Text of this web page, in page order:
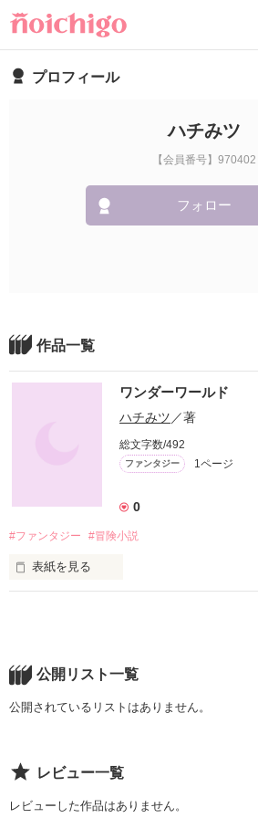
プロフィール
ハチみツ
【会員番号】970402
フォロー
作品一覧
ワンダーワールド
ハチみツ ／著
総文字数/492
ファンタジー 1ページ
0
#ファンタジー #冒険小説
表紙を見る
公開リスト一覧
公開されているリストはありません。
レビュー一覧
レビューした作品はありません。